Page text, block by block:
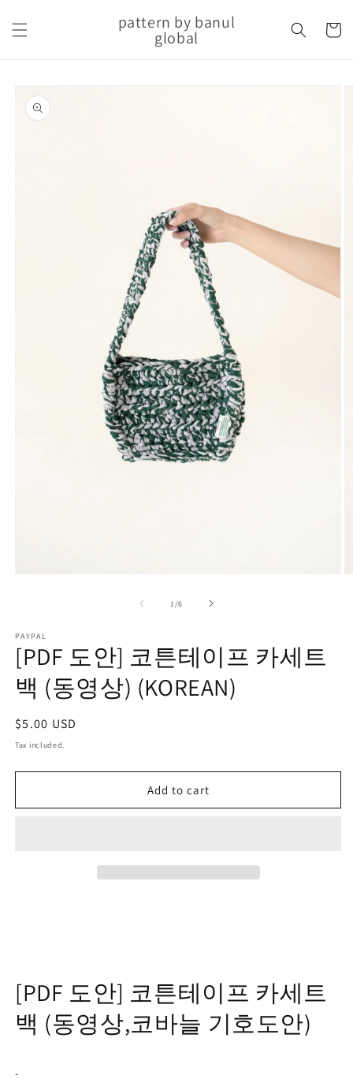
content
pattern by banul
global Cart
product
information
1 /of
6
PAYPAL
[PDF 도안] 코튼테이프 카세트
백 (동영상) (KOREAN)
Regular
price
$5.00 USD
Tax included.
Add to cart
[PDF 도안] 코튼테이프 카세트
백 (동영상,코바늘 기호도안)
-